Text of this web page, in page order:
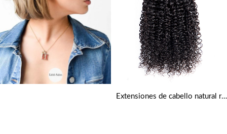
Extensiones de cabello natural rizado